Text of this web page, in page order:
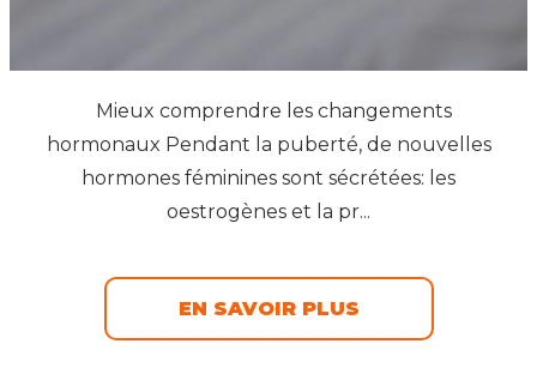
Mieux comprendre les changements
hormonaux Pendant la puberté, de nouvelles
hormones féminines sont sécrétées: les
oestrogènes et la pr...
EN SAVOIR PLUS